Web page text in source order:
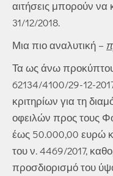
αιτήσεις μπορούν να
31/12/2018.
Μια πιο αναλυτική –
Τα ως άνω
62134/4100/29-12-
κριτηρίων για τη
οφειλών προς τους
έως 50.000,00 ευρώ
του ν. 4469/2017,
προσδιορισμό του